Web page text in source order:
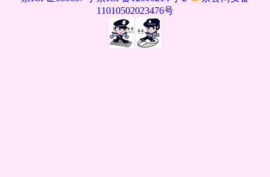
11010502023476号